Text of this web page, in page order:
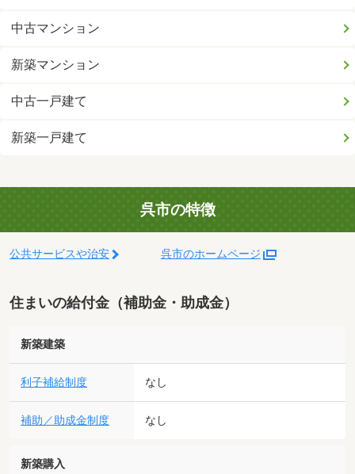
中古マンション
新築マンション
中古一戸建て
新築一戸建て
呉市の特徴
公共サービスや治安 呉市のホームページ
住まいの給付金（補助金・助成金）
新築建築
利子補給制度 なし
補助／助成金制度 なし
新築購入